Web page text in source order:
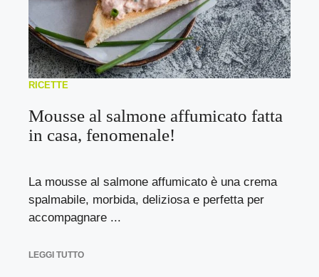
RICETTE
Mousse al salmone affumicato fatta
in casa, fenomenale!
La mousse al salmone affumicato è una crema
spalmabile, morbida, deliziosa e perfetta per
accompagnare ...
LEGGI TUTTO